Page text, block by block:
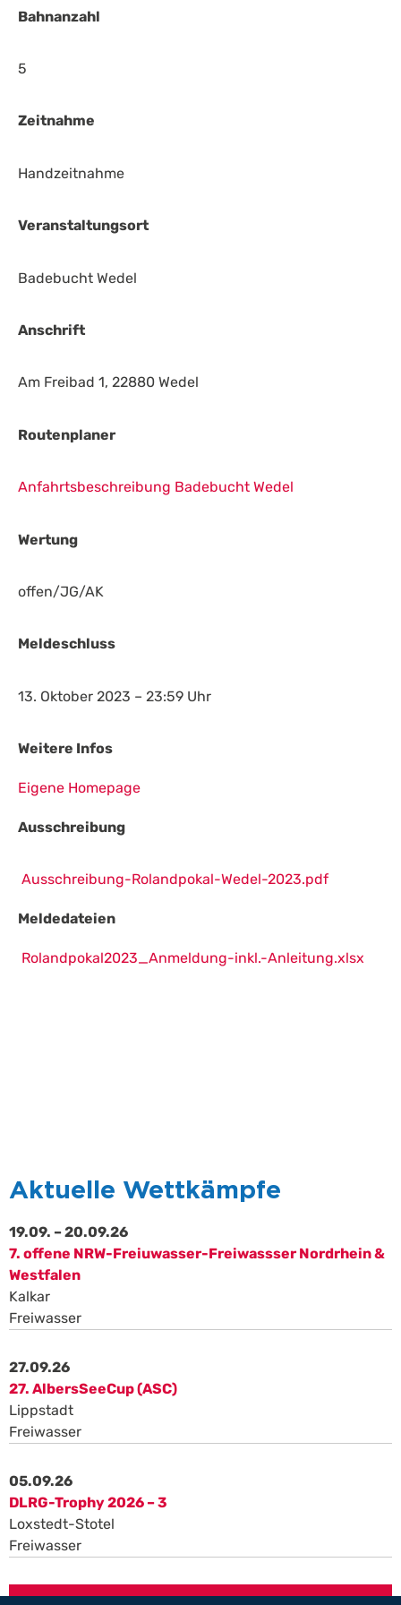
Bahnanzahl
5
Zeitnahme
Handzeitnahme
Veranstaltungsort
Badebucht Wedel
Anschrift
Am Freibad 1, 22880 Wedel
Routenplaner
Anfahrtsbeschreibung Badebucht Wedel
Wertung
offen/JG/AK
Meldeschluss
13. Oktober 2023 – 23:59 Uhr
Weitere Infos
Eigene Homepage
Ausschreibung
Ausschreibung-Rolandpokal-Wedel-2023.pdf
Meldedateien
Rolandpokal2023_Anmeldung-inkl.-Anleitung.xlsx
Aktuelle Wettkämpfe
19.09. – 20.09.26
7. offene NRW-Freiuwasser-Freiwassser Nordrhein &
Westfalen
Kalkar
Freiwasser
27.09.26
27. AlbersSeeCup (ASC)
Lippstadt
Freiwasser
05.09.26
DLRG-Trophy 2026 – 3
Loxstedt-Stotel
Freiwasser